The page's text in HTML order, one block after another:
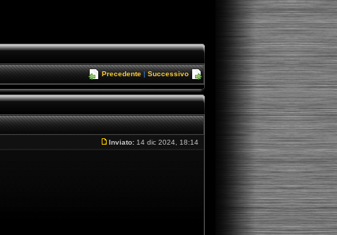
Precedente| Successivo
Inviato: 14 dic 2024, 18:14